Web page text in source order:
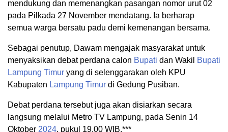
mendukung dan memenangkan pasangan nomor urut 02
pada Pilkada 27 November mendatang. Ia berharap
semua warga bersatu padu demi kemenangan bersama.
Sebagai penutup, Dawam mengajak masyarakat untuk
menyaksikan debat perdana calon Bupati dan Wakil
Bupati
Lampung Timur yang di selenggarakan oleh KPU
Kabupaten Lampung Timur di Gedung Pusiban.
Debat perdana tersebut juga akan disiarkan secara
langsung melalui Metro TV Lampung, pada Senin 14
Oktober 2024, pukul 19.00 WIB.***